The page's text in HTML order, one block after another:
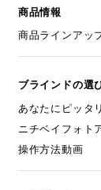
商品情報
商品ラインアッ
ブラインドの選
あなたにピッタ
ニチベイフォト
操作方法動画